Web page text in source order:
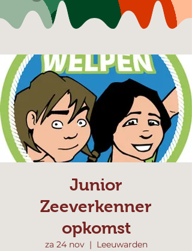
Junior
Zeeverkenner
opkomst
za 24 nov
  |
Leeuwarden